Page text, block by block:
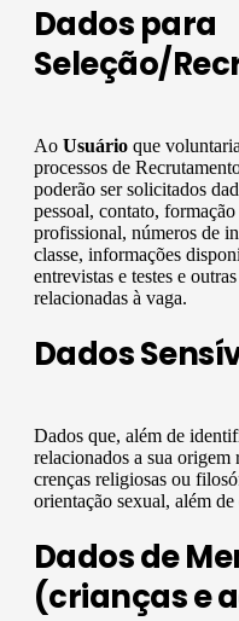
Dados para
Seleção/
Ao Usuário que
processos de
poderão ser solicitados
pessoal, contato,
profissional, números de
classe, informações
entrevistas e testes e
relacionadas à vaga.
Dados
Dados que, além de
relacionados a sua
crenças religiosas ou
orientação sexual, além
Dados de
(crianças e